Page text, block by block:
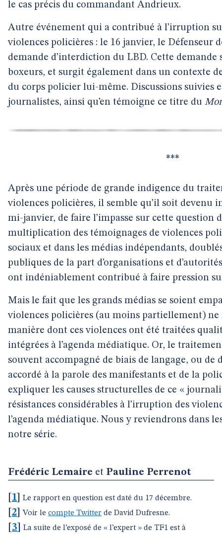
le cas précis du commandant Andrieux.
Autre événement qui a contribué à l’irruption
violences policières : le 16 janvier, le Défenseur
demande d’interdiction du LBD. Cette demande
boxeurs, et surgit également dans un contexte
du corps policier lui-même. Discussions suivies
journalistes, ainsi qu’en témoigne ce titre du
***
Après une période de grande indigence du
violences policières, il semble qu’il soit devenu
mi-janvier, de faire l’impasse sur cette question
multiplication des témoignages de violences
sociaux et dans les médias indépendants,
publiques de la part d’organisations et
ont indéniablement contribué à faire pression
Mais le fait que les grands médias se soient
violences policières (au moins partiellement)
manière dont ces violences ont été traitées
intégrées à l’agenda médiatique. Or, le
souvent accompagné de biais de langage, ou de
accordé à la parole des manifestants et de la
expliquer les causes structurelles de ce «
résistances considérables à l’irruption des
l’agenda médiatique. Nous y reviendrons dans
notre série.
Frédéric Lemaire et Pauline Perrenot
1 Le rapport en question est daté du 17 décembre.
2 ]Voir le compte Twitter de David Dufresne.
3
La suite de l’exposé de « l’expert » de TF1 est à